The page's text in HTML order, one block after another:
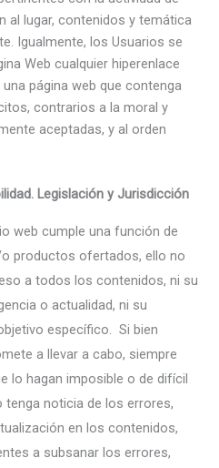
al lugar, contenidos y temática
Igualmente, los Usuarios se
Web cualquier hiperenlace
una página web que contenga
contrarios a la moral y
aceptadas, y al orden
Legislación y Jurisdicción
web cumple una función de
productos ofertados, ello no
a todos los contenidos, ni su
o actualidad, ni su
específico. Si bien
a llevar a cabo, siempre
lo hagan imposible o de difícil
noticia de los errores,
en los contenidos,
a subsanar los errores,